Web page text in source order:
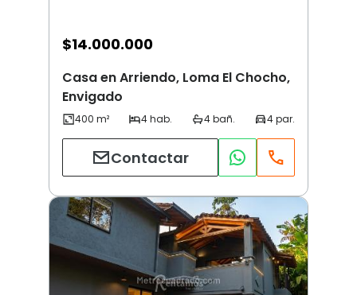
$14.000.000
Casa en Arriendo, Loma El Chocho,
Envigado
Contactar